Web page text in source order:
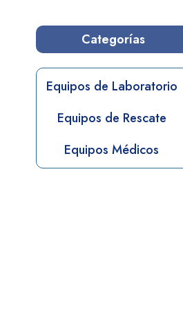
Categorías
Equipos de Laboratorio
Equipos de Rescate
Equipos Médicos